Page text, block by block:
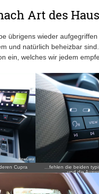
Art des
übrigens wieder
und natürlich beheizbar
ein, welches wir jedem
Cupra
…fehlen die beiden
und die